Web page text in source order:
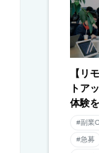
【リ
トア
体験
ター
#副業
#急募